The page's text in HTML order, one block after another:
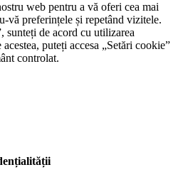
web pentru a vă oferi cea mai
vă preferințele și repetând vizitele.
sunteți de acord cu utilizarea
puteți accesa „Setări cookie”
controlat.